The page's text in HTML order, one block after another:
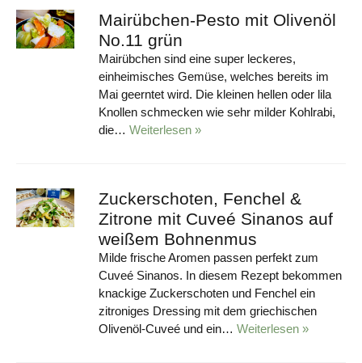
Mairübchen-Pesto mit Olivenöl
No.11 grün
Mairübchen sind eine super leckeres,
einheimisches Gemüse, welches bereits im
Mai geerntet wird. Die kleinen hellen oder lila
Knollen schmecken wie sehr milder Kohlrabi,
die… Weiterlesen »
Zuckerschoten, Fenchel &
Zitrone mit Cuveé Sinanos auf
weißem Bohnenmus
Milde frische Aromen passen perfekt zum
Cuveé Sinanos. In diesem Rezept bekommen
knackige Zuckerschoten und Fenchel ein
zitroniges Dressing mit dem griechischen
Olivenöl-Cuveé und ein… Weiterlesen »